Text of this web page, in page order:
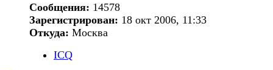
Сообщения: 14578
Зарегистрирован: 18 окт 2006, 11:33
Откуда: Москва
ICQ